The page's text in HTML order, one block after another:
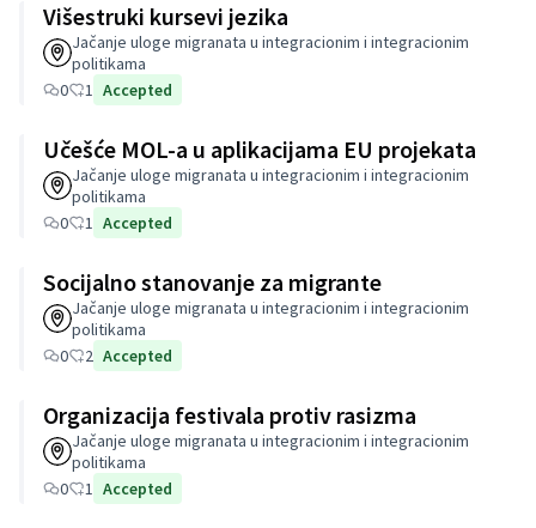
Višestruki kursevi jezika
Jačanje uloge migranata u integracionim i integracionim
politikama
0
1 Accepted
Učešće MOL-a u aplikacijama EU projekata
Jačanje uloge migranata u integracionim i integracionim
politikama
0
1 Accepted
Socijalno stanovanje za migrante
Jačanje uloge migranata u integracionim i integracionim
politikama
0
2 Accepted
Organizacija festivala protiv rasizma
Jačanje uloge migranata u integracionim i integracionim
politikama
0
1 Accepted